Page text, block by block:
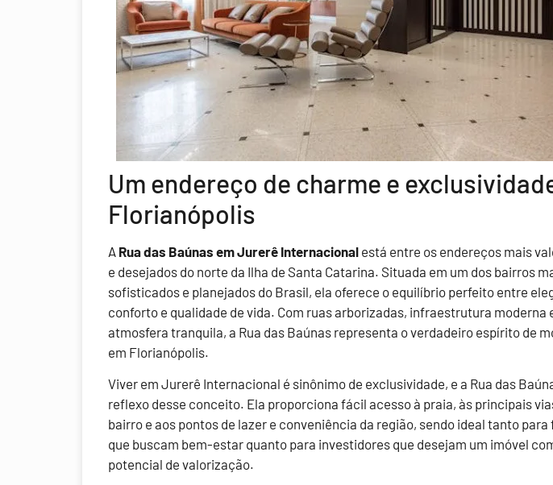
Um endereço de charme e
Florianópolis
A Rua das Baúnas em Jurerê Internacional está entre os endereços mais
e desejados do norte da Ilha de Santa Catarina. Situada em um dos bairros
sofisticados e planejados do Brasil, ela oferece o equilíbrio perfeito entre
conforto e qualidade de vida. Com ruas arborizadas, infraestrutura moderna
atmosfera tranquila, a Rua das Baúnas representa o verdadeiro espírito de
em Florianópolis.
Viver em Jurerê Internacional é sinônimo de exclusividade, e a Rua das
reflexo desse conceito. Ela proporciona fácil acesso à praia, às principais
bairro e aos pontos de lazer e conveniência da região, sendo ideal tanto
que buscam bem-estar quanto para investidores que desejam um imóvel
potencial de valorização.